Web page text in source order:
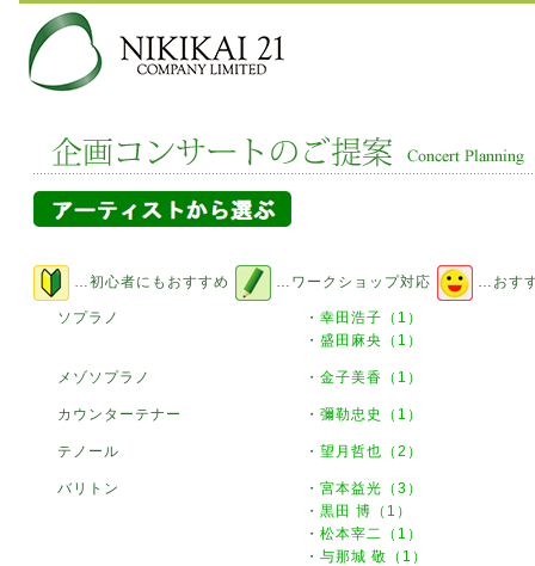
…初心者にもおすすめ …ワークショップ対応 …おす
ソプラノ ・ 幸田浩子（1）
・ 盛田麻央（1）
メゾソプラノ ・ 金子美香（1）
カウンターテナー ・ 彌勒忠史（1）
テノール ・ 望月哲也（2）
バリトン ・ 宮本益光（3）
・ 黒田 博（1）
・ 松本宰二（1）
・ 与那城 敬（1）